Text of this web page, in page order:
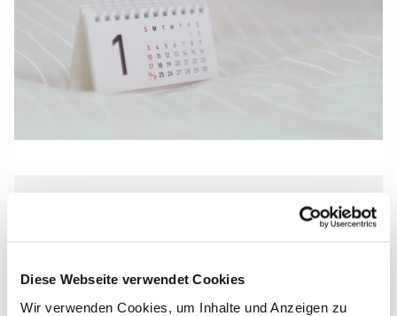
Diese Webseite verwendet Cookies
Wir verwenden Cookies, um Inhalte und Anzeigen zu
Freitag, 29. Oktober 2027, 18:00 Uhr
Pfarrkeller, Stralsund, Frankenwall 7,
18439 Stralsund